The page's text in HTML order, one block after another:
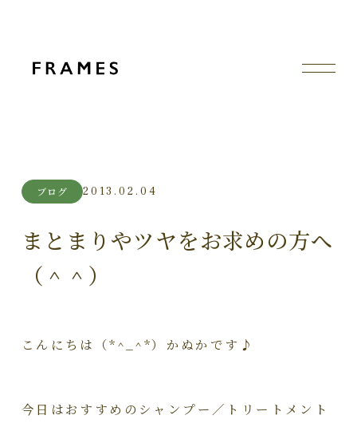
ブログ 2013.02.04
まとまりやツヤをお求めの方へ
（＾＾）
こんにちは（*^_^*）かぬかです♪
今日はおすすめのシャンプー／トリートメント